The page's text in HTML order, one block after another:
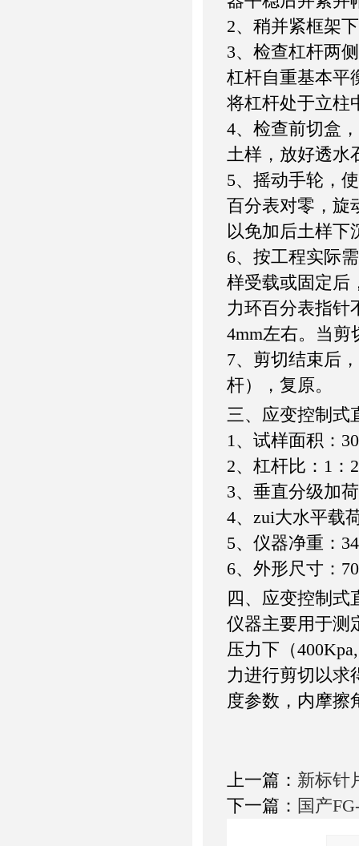
2、稍并紧框架
3、检查杠杆两
杠杆自重基本平
将杠杆处于立柱
4、检查前切盒
土样，放好透水
5、摇动手轮，
百分表对零，旋
以免加后土样下
6、按工程实际
样受载或固定后
力环百分表指针
4mm左右。当剪
7、剪切结束后
杆），复原。
三、应变控制式
1、试样面积：
2、杠杆比：1：
3、垂直分级加
4、zui大水平载
5、仪器净重：
6、外形尺寸：
四、应变控制式
仪器主要用于测
压力下（
力进行剪切以求
度参数，内摩擦
上一篇： 新标针
下一篇： 国产